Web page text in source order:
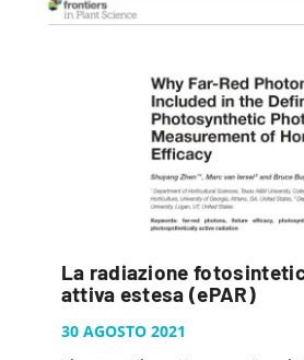
La radiazione
attiva estesa (ePAR)
30 AGOSTO 2021